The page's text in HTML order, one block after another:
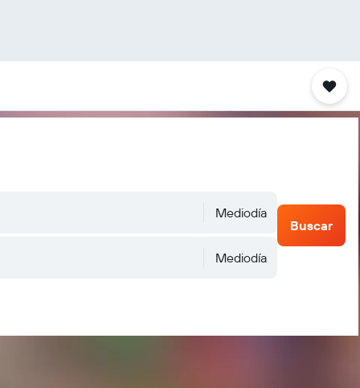
Mediodía
Mediodía
Buscar